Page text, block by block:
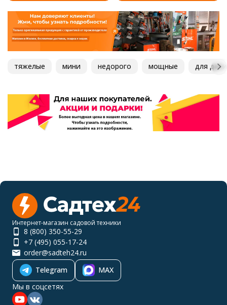
тяжелые мини недорого мощные для дачи
Интернет-магазин садовой техники
8 (800) 350-55-29
+7 (495) 055-17-24
order@sadteh24.ru
Telegram
MAX
Мы в соцсетях